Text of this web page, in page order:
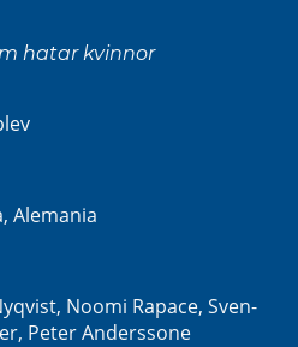
hatar kvinnor
Alemania
Noomi Rapace, Sven-
Peter Anderssone